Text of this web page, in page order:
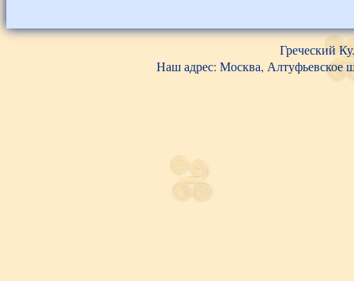
Греческий
Наш адрес: Москва, Алтуфьевское